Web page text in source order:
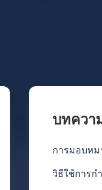
บทควา
การมอบหม
วิธีใช้การก